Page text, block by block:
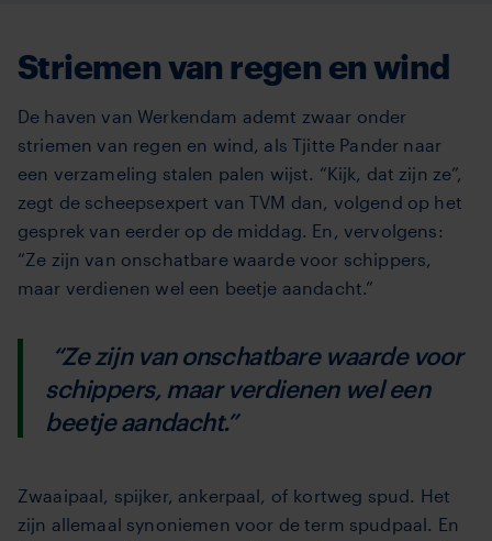
Striemen van regen en wind
De haven van Werkendam ademt zwaar onder
striemen van regen en wind, als Tjitte Pander naar
een verzameling stalen palen wijst. “Kijk, dat zijn ze”,
zegt de scheepsexpert van TVM dan, volgend op het
gesprek van eerder op de middag. En, vervolgens:
“Ze zijn van onschatbare waarde voor schippers,
maar verdienen wel een beetje aandacht.”
“Ze zijn van onschatbare waarde voor
schippers, maar verdienen wel een
beetje aandacht.”
Zwaaipaal, spijker, ankerpaal, of kortweg spud. Het
zijn allemaal synoniemen voor de term spudpaal. En